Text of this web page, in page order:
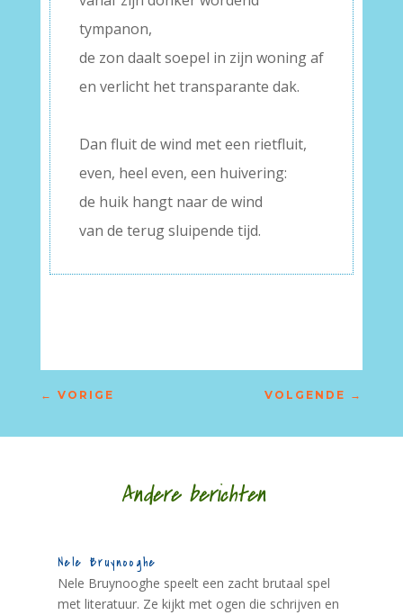
tympanon,
de zon daalt soepel in zijn woning af
en verlicht het transparante dak.
Dan fluit de wind met een rietfluit,
even, heel even, een huivering:
de huik hangt naar de wind
van de terug sluipende tijd.
← VORIGE VOLGENDE →
Andere berichten
Nele Bruynooghe
Nele Bruynooghe speelt een zacht brutaal spel
met literatuur. Ze kijkt met ogen die schrijven en